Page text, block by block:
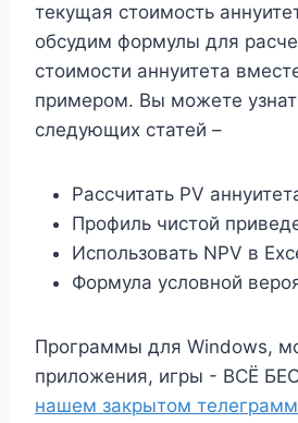
текущая стоимость
обсудим формулы для
стоимости аннуитета
примером. Вы можете
следующих статей –
Рассчитать PV
Профиль чистой
Использовать NPV в
Формула условной
Программы для Windows,
приложения, игры - ВСЁ
нашем закрытом